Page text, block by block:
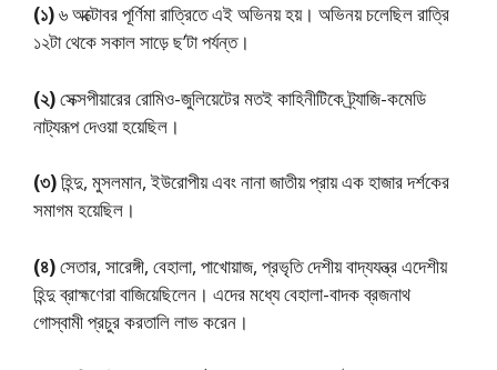
(১)৬ অক্টোবর পূর্ণিমা রাত্রিতে এই অভিনয় হয়। অভিনয় চলেছিল রাত্রি
১২টা থেকে সকাল সাড়ে ছ’টা পর্যন্ত।
(২)সেক্সপীয়ারের রোমিও-জুলিয়েটের মতই কাহিনীটিকে ট্র্যাজি-কমেডি
নাট্যরূপ দেওয়া হয়েছিল।
(৩)হিন্দু, মুসলমান, ইউরোপীয় এবং নানা জাতীয় প্রায় এক হাজার দর্শকের
সমাগম হয়েছিল।
(৪)সেতার, সারেঙ্গী, বেহালা, পাখোয়াজ, প্রভৃতি দেশীয় বাদ্যযন্ত্র এদেশীয়
হিন্দু ব্রাহ্মণেরা বাজিয়েছিলেন। এদের মধ্যে বেহালা-বাদক ব্রজনাথ
গোস্বামী প্রচুর করতালি লাভ করেন।